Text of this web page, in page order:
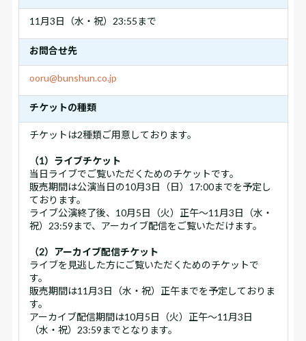
11月3日（水・祝）23:55まで
お問合せ先
ooru@bunshun.co.jp
チケットの種類
チケットは2種類ご用意しております。
（1）ライブチケット
当日ライブでご覧いただくためのチケットです。
販売期間は公演当日の10月3日（日）17:00までを予定し
ております。
ライブ公演終了後、10月5日（火）正午～11月3日（水・
祝）23:59まで、アーカイブ配信をご覧いただけます。
（2）アーカイブ配信チケット
ライブを見逃した方にご覧いただくためのチケットで
す。
販売期間は11月3日（水・祝）正午までを予定しておりま
す。
アーカイブ配信期間は10月5日（火）正午～11月3日
（水・祝）23:59までとなります。